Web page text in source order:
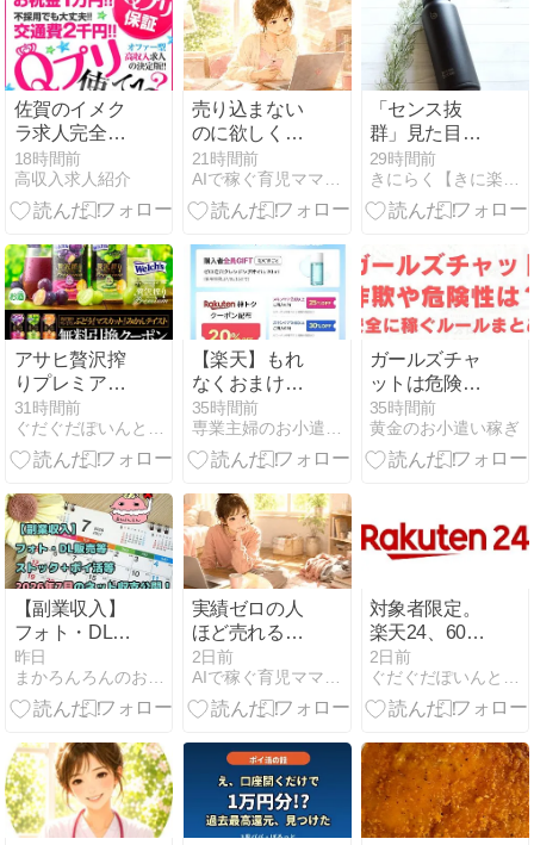
【2026年8
月】
的に変える神
の日焼け止め
だった
佐賀のイメク
ラ求人完全ガ
イド｜佐賀
市・鳥栖・唐
津・伊万里・
鹿島・神埼・
小城・有田で
働く街の選び
方
18時間前
高収入求人紹介
売り込まない
のに欲しくな
る、魅惑の文
章術
21時間前
「センス抜
群」見た目も
機能も満点！
【BOTTLE
BOTTLE 水
けやジムの必
須アイテムだ
った
29時間前
アサヒ贅沢搾
りプレミアム
ぶどうorマス
カットが、
18.3万名に当
8/17 10:00ま
で。
31時間前
ぐだぐだぽいんと日記
【楽天】もれ
なくおまけも
らえる！
CLIO590
円〜、メディ
円〜
35時間前
専業主婦のお小遣い稼ぎはじめました。
ガールズチャ
ットは危険な
詐欺サイト？
身バレの不安
や安全な稼ぎ
35時間前
黄金のお小遣い稼ぎ
【副業収入】
フォト・DL販
売等ストック
＋ポイ活等
2026年7月の
開！
昨日
まかろんろんのお気楽節約生活
実績ゼロの人
ほど売れる
noteを書ける
禁断法
2日前
AIで稼ぐ育児ママの在宅起業術
対象者限定。
楽天24、601
円以上のお買
い物で使える
600円OFFク
中。9/1 9:59ま
で。
2日前
ぐだぐだぽいんと日記